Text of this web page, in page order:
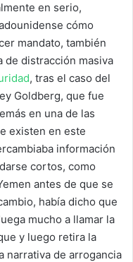
en serio,
cómo
mandato, también
de distracción masiva
, tras el caso del
Goldberg, que fue
en una de las
existen en este
información
cortos, como
antes de que se
había dicho que
mucho a llamar la
y luego retira la
narrativa de arrogancia